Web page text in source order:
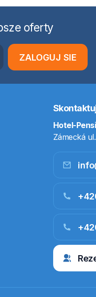
oferty
ZALOGUJ SIE
Hotel-
Zámecká